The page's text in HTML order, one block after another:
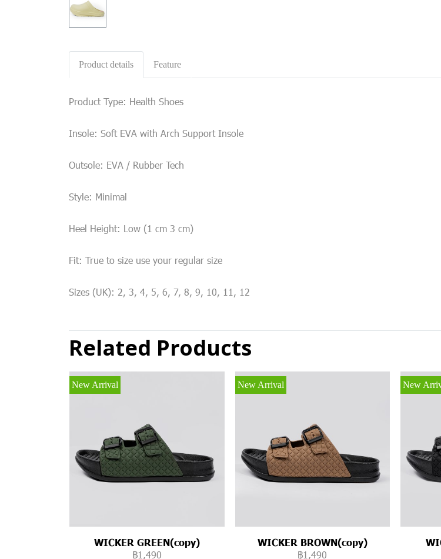
Product details Feature
Product Type: Health Shoes
Insole: Soft EVA with Arch Support Insole
Outsole: EVA / Rubber Tech
Style: Minimal
Heel Height: Low (1 cm 3 cm)
Fit: True to size use your regular size
Sizes (UK): 2, 3, 4, 5, 6, 7, 8, 9, 10, 11, 12
Related Products
New Arrival
WICKER GREEN(copy)
฿1,490
New Arrival
WICKER BROWN(copy)
฿1,490
New